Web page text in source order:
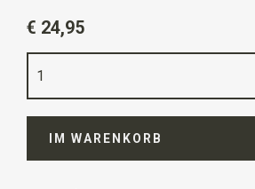
Farbe
Qualität
Länge 24 cm
€ 24,95
IM WARENKORB